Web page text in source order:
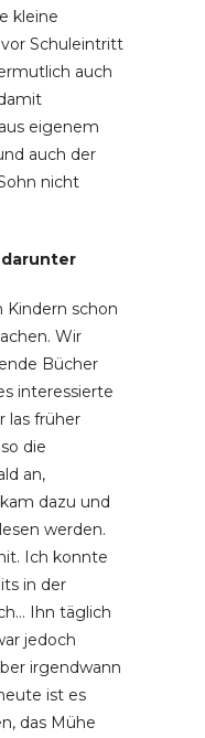
kleine
Schuleintritt
auch
eigenem
auch der
nicht
Kindern schon
Wir
Bücher
interessierte
las früher
die
an,
dazu und
werden.
Ich konnte
in der
Ihn täglich
jedoch
irgendwann
ist es
das Mühe